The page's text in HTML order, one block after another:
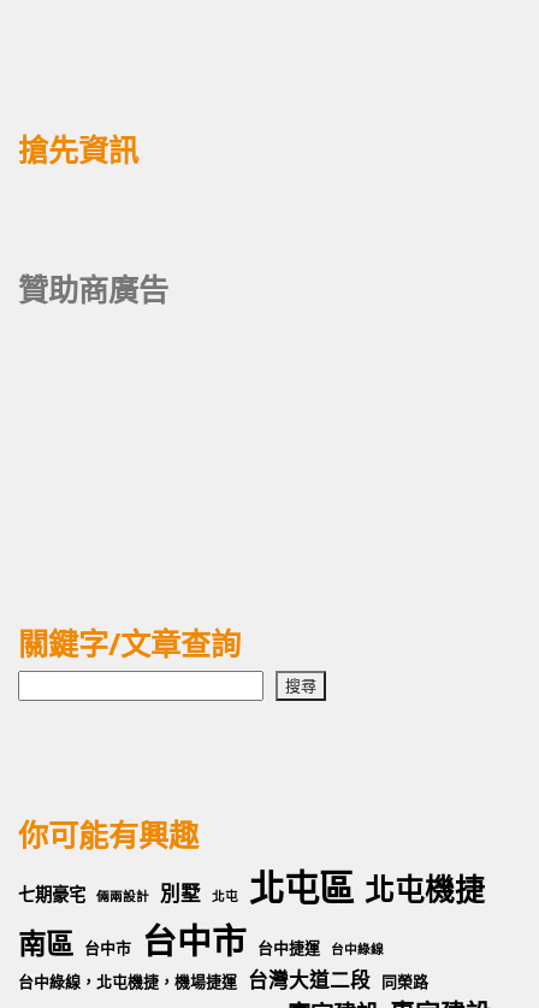
搶先資訊
贊助商廣告
關鍵字/文章查詢
搜尋
你可能有興趣
七期豪宅 倆兩設計 別墅 北屯 北屯區 北屯機捷
南區 台中市 台中市 台中捷運 台中綠線
台中綠線，北屯機捷，機場捷運 台灣大道二段 同榮路